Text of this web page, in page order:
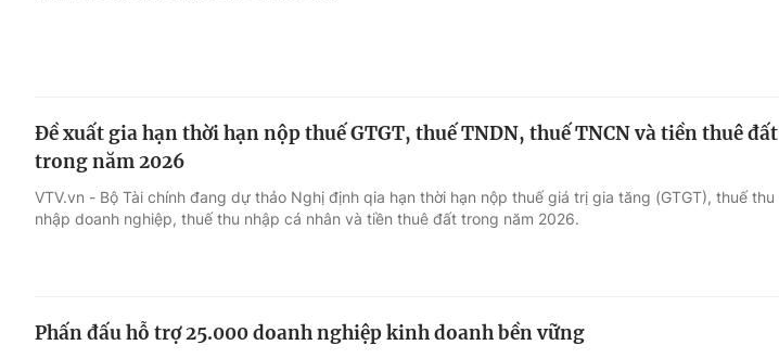
Đề xuất gia hạn thời hạn nộp thuế GTGT, thuế TNDN, thuế TNCN và tiền thuê đất
trong năm 2026
VTV.vn - Bộ Tài chính đang dự thảo Nghị định qia hạn thời hạn nộp thuế giá trị gia tăng (GTGT), thuế thu
nhập doanh nghiệp, thuế thu nhập cá nhân và tiền thuê đất trong năm 2026.
Phấn đấu hỗ trợ 25.000 doanh nghiệp kinh doanh bền vững